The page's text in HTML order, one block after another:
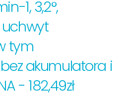
1, 3,2°,
tym
akumulatora i
- 182,49zł